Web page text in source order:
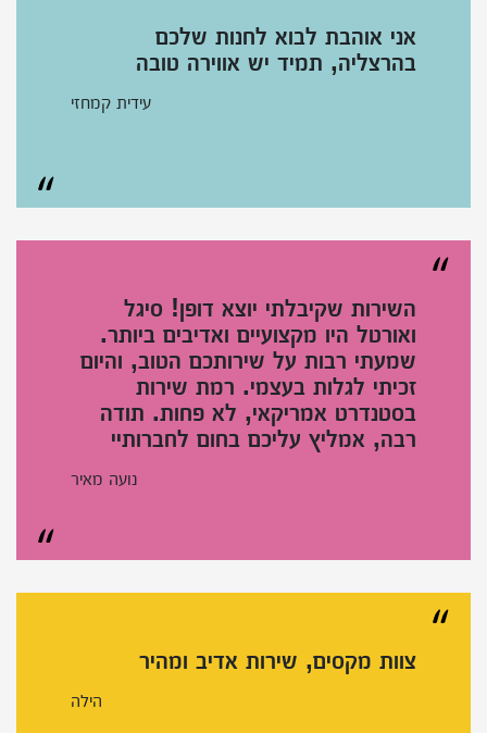
אני אוהבת לבוא לחנות שלכם
בהרצליה, תמיד יש אווירה טובה
עידית קמחזי
השירות שקיבלתי יוצא דופן! סיגל
ואורטל היו מקצועיים ואדיבים ביותר.
שמעתי רבות על שירותכם הטוב, והיום
זכיתי לגלות בעצמי. רמת שירות
בסטנדרט אמריקאי, לא פחות. תודה
רבה, אמליץ עליכם בחום לחברותיי
נועה מאיר
צוות מקסים, שירות אדיב ומהיר
הילה